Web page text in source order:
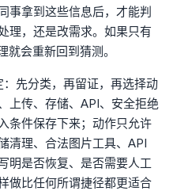
事拿到这些信息后，才能判
理，还是改需求。如果只有
就会重新回到猜测。
先分类，再留证，再选择动
上传、存储、API、安全拒绝
条件保存下来；动作只允许
清理、合法图片工具、API
明是否恢复、是否需要人工
做比任何所谓捷径都更适合